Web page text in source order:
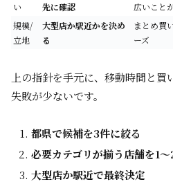
い
先に確認
広いこと
規模/
立地
大型店か駅近かを決め
る
まとめ買
ーズ
上の指針を手元に、移動時間と買
失敗が少ないです。
都県で候補を3件に絞る
必要カテゴリが揃う店舗を1～
大型店か駅近で最終決定